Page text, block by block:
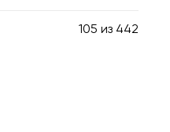
105 из 442